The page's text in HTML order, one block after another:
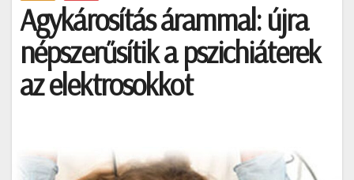
Agykárosítás árammal: újra
népszerűsítik a pszichiáterek
az elektrosokkot